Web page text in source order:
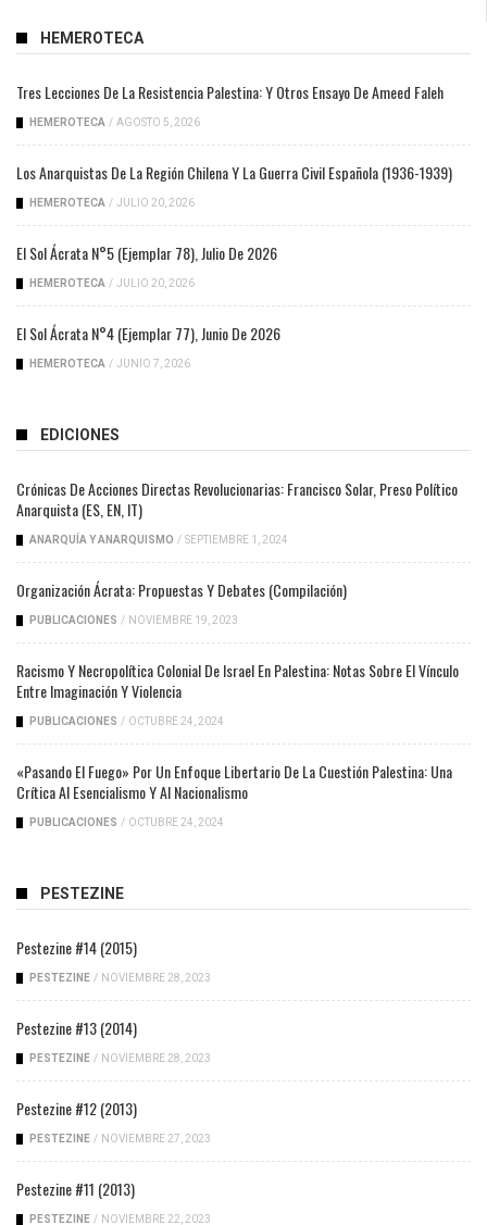
HEMEROTECA
Tres Lecciones De La Resistencia Palestina: Y Otros Ensayo De Ameed Faleh
HEMEROTECA / AGOSTO 5, 2026
Los Anarquistas De La Región Chilena Y La Guerra Civil Española (1936-1939)
HEMEROTECA / JULIO 20, 2026
El Sol Ácrata N°5 (ejemplar 78), Julio De 2026
HEMEROTECA / JULIO 20, 2026
El Sol Ácrata N°4 (ejemplar 77), Junio De 2026
HEMEROTECA / JUNIO 7, 2026
EDICIONES
Crónicas De Acciones Directas Revolucionarias: Francisco Solar, Preso Político
Anarquista (ES, EN, IT)
ANARQUÍA Y ANARQUISMO / SEPTIEMBRE 1, 2024
Organización Ácrata: Propuestas Y Debates (compilación)
PUBLICACIONES / NOVIEMBRE 19, 2023
Racismo Y Necropolítica Colonial De Israel En Palestina: Notas Sobre El Vínculo
Entre Imaginación Y Violencia
PUBLICACIONES / OCTUBRE 24, 2024
«Pasando El Fuego» Por Un Enfoque Libertario De La Cuestión Palestina: Una
Crítica Al Esencialismo Y Al Nacionalismo
PUBLICACIONES / OCTUBRE 24, 2024
PESTEZINE
Pestezine #14 (2015)
PESTEZINE / NOVIEMBRE 28, 2023
Pestezine #13 (2014)
PESTEZINE / NOVIEMBRE 28, 2023
Pestezine #12 (2013)
PESTEZINE / NOVIEMBRE 27, 2023
Pestezine #11 (2013)
PESTEZINE / NOVIEMBRE 22, 2023